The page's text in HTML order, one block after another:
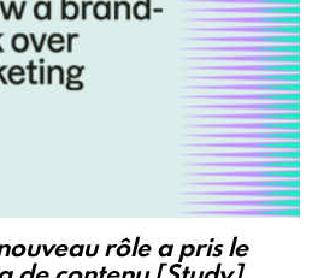
rôle a pris le